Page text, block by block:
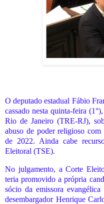
O deputado estadual Fábio
cassado nesta quinta-feira
Rio de Janeiro (TRE-RJ),
abuso de poder religioso com
de 2022. Ainda cabe
Eleitoral (TSE).
No julgamento, a Corte
teria promovido a própria
sócio da emissora
desembargador Henrique